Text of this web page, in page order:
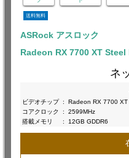
送料無料
ASRock アスロック
Radeon RX 7700 XT
ネ
ビデオチップ :
Radeon RX 7700 XT
コアクロック
:
2599MHz
搭載メモリ
: 12GB GDDR6